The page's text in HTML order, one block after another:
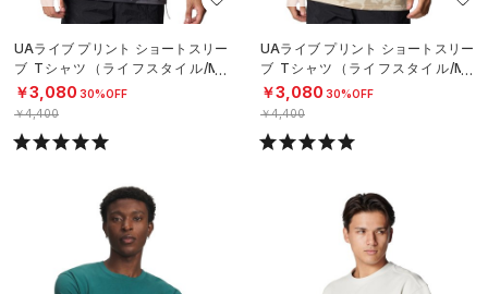
UAライブ プリント ショートスリー
ブ Tシャツ（ライフスタイル/ME
N）
￥3,080 30%OFF
￥4,400
UAライブ プリント ショートスリー
ブ Tシャツ（ライフスタイル/ME
N）
￥3,080 30%OFF
￥4,400